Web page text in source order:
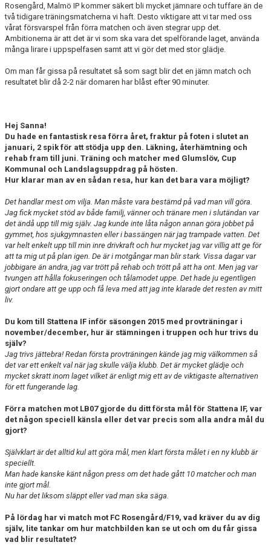
AVGIFTER
FÖRENINGSSHOP
INTRESSEANMÄLAN MEDLEM/SPELARE
Rosengård, Malmö IP kommer säkert bli mycket jämnare och tuffare än de
två tidigare träningsmatcherna vi haft. Desto viktigare att vi tar med oss
vårat försvarspel från förra matchen och även stegrar upp det.
Ambitionerna är att det är vi som ska vara det spelförande laget, använda
många lirare i uppspelfasen samt att vi gör det med stor glädje.
Om man får gissa på resultatet så som sagt blir det en jämn match och
resultatet blir då 2-2 när domaren har blåst efter 90 minuter.
Hej Sanna!
Du hade en fantastisk resa förra året, fraktur på foten i slutet an
januari, 2 spik för att stödja upp den. Läkning, återhämtning och
rehab fram till juni. Träning och matcher med Glumslöv, Cup
Kommunal och Landslagsuppdrag på hösten.
Hur klarar man av en sådan resa, hur kan det bara vara möjligt?
Det handlar mest om vilja. Man måste vara bestämd på vad man vill göra.
Jag fick mycket stöd av både familj, vänner och tränare men i slutändan var
det ändå upp till mig själv. Jag kunde inte låta någon annan göra jobbet på
gymmet, hos sjukgymnasten eller i bassängen när jag trampade vatten. Det
var helt enkelt upp till min inre drivkraft och hur mycket jag var villig att ge för
att ta mig ut på plan igen. De är i motgångar man blir stark. Vissa dagar var
jobbigare än andra, jag var trött på rehab och trött på att ha ont. Men jag var
tvungen att hålla fokuseringen och tålamodet uppe. Det hade ju egentligen
gjort ondare att ge upp och få leva med att jag inte klarade det resten av mitt
liv.
Du kom till Stattena IF inför säsongen 2015 med provträningar i
november/december, hur är stämningen i truppen och hur trivs du
själv?
Jag trivs jättebra! Redan första provträningen kände jag mig välkommen så
det var ett enkelt val när jag skulle välja klubb. Det är mycket glädje och
mycket skratt inom laget vilket är enligt mig ett av de viktigaste alternativen
för ett fungerande lag.
Förra matchen mot LB07 gjorde du ditt första mål för Stattena IF, var
det någon speciell känsla eller det var precis som alla andra mål du
gjort?
Självklart är det alltid kul att göra mål, men klart första målet i en ny klubb är
speciellt.
Man hade kanske känt någon press om det hade gått 10 matcher och man
inte gjort mål.
Nu har det liksom släppt eller vad man ska säga.
På lördag har vi match mot FC Rosengård/F19, vad kräver du av dig
själv, lite tankar om hur matchbilden kan se ut och om du får gissa
vad blir resultatet?